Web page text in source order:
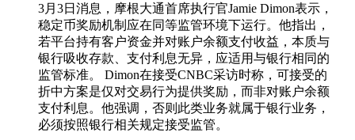
3月3日消息，摩根大通首席执行官Jamie Dimon表示，
稳定币奖励机制应在同等监管环境下运行。他指出，
若平台持有客户资金并对账户余额支付收益，本质与
银行吸收存款、支付利息无异，应适用与银行相同的
监管标准。 Dimon在接受CNBC采访时称，可接受的
折中方案是仅对交易行为提供奖励，而非对账户余额
支付利息。他强调，否则此类业务就属于银行业务，
必须按照银行相关规定接受监管。